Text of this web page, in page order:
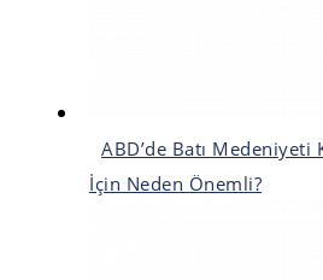
ABD’de Batı
İçin Neden Önemli?